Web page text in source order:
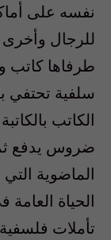
نفسه على
للرجال
طرفاها كاتب
سلفية تحتفي
الكاتب
ضروس يدفع
الماضوية
الحياة
تأملات